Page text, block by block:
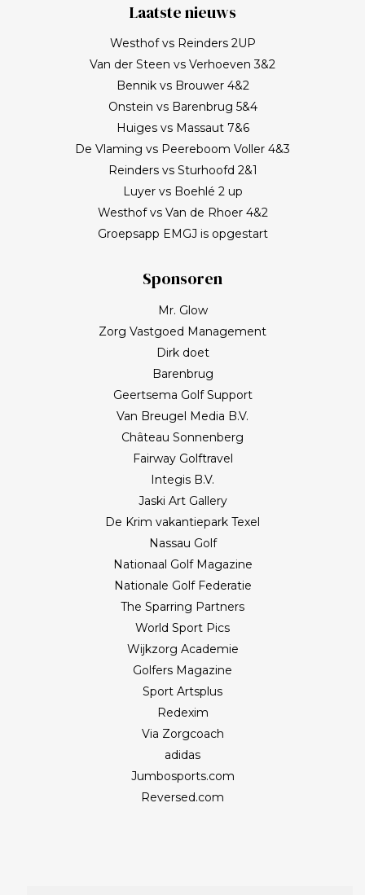
Laatste nieuws
Westhof vs Reinders 2UP
Van der Steen vs Verhoeven 3&2
Bennik vs Brouwer 4&2
Onstein vs Barenbrug 5&4
Huiges vs Massaut 7&6
De Vlaming vs Peereboom Voller 4&3
Reinders vs Sturhoofd 2&1
Luyer vs Boehlé 2 up
Westhof vs Van de Rhoer 4&2
Groepsapp EMGJ is opgestart
Sponsoren
Mr. Glow
Zorg Vastgoed Management
Dirk doet
Barenbrug
Geertsema Golf Support
Van Breugel Media B.V.
Château Sonnenberg
Fairway Golftravel
Integis B.V.
Jaski Art Gallery
De Krim vakantiepark Texel
Nassau Golf
Nationaal Golf Magazine
Nationale Golf Federatie
The Sparring Partners
World Sport Pics
Wijkzorg Academie
Golfers Magazine
Sport Artsplus
Redexim
Via Zorgcoach
adidas
Jumbosports.com
Reversed.com